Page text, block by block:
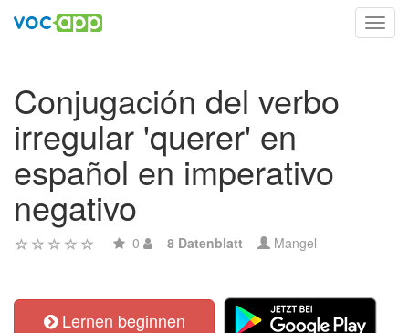
Conjugación del verbo
irregular 'querer' en
español en imperativo
negativo
0 8 Datenblatt Mangel
Lernen beginnen